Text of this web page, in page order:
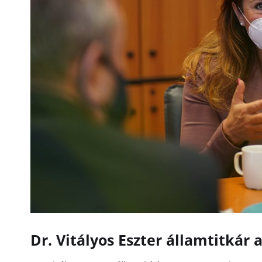
Dr. Vitályos Eszter államtitkár